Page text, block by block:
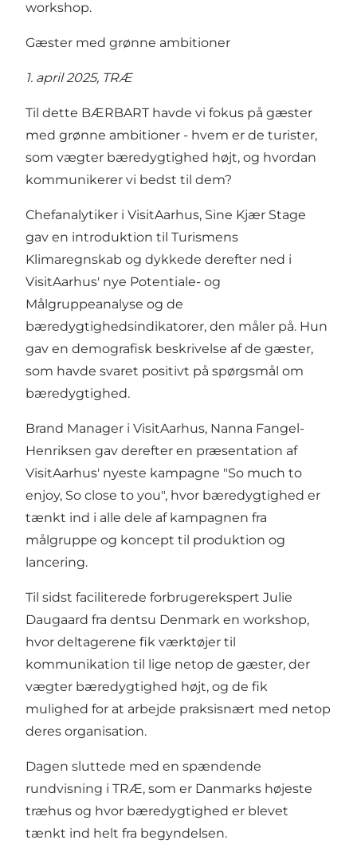
workshop.
Gæster med grønne ambitioner
1. april 2025, TRÆ
Til dette BÆRBART havde vi fokus på gæster
med grønne ambitioner - hvem er de turister,
som vægter bæredygtighed højt, og hvordan
kommunikerer vi bedst til dem?
Chefanalytiker i VisitAarhus, Sine Kjær Stage
gav en introduktion til Turismens
Klimaregnskab og dykkede derefter ned i
VisitAarhus' nye Potentiale- og
Målgruppeanalyse og de
bæredygtighedsindikatorer, den måler på. Hun
gav en demografisk beskrivelse af de gæster,
som havde svaret positivt på spørgsmål om
bæredygtighed.
Brand Manager i VisitAarhus, Nanna Fangel-
Henriksen gav derefter en præsentation af
VisitAarhus' nyeste kampagne "So much to
enjoy, So close to you", hvor bæredygtighed er
tænkt ind i alle dele af kampagnen fra
målgruppe og koncept til produktion og
lancering.
Til sidst faciliterede forbrugerekspert Julie
Daugaard fra dentsu Denmark en workshop,
hvor deltagerene fik værktøjer til
kommunikation til lige netop de gæster, der
vægter bæredygtighed højt, og de fik
mulighed for at arbejde praksisnært med netop
deres organisation.
Dagen sluttede med en spændende
rundvisning i TRÆ, som er Danmarks højeste
træhus og hvor bæredygtighed er blevet
tænkt ind helt fra begyndelsen.